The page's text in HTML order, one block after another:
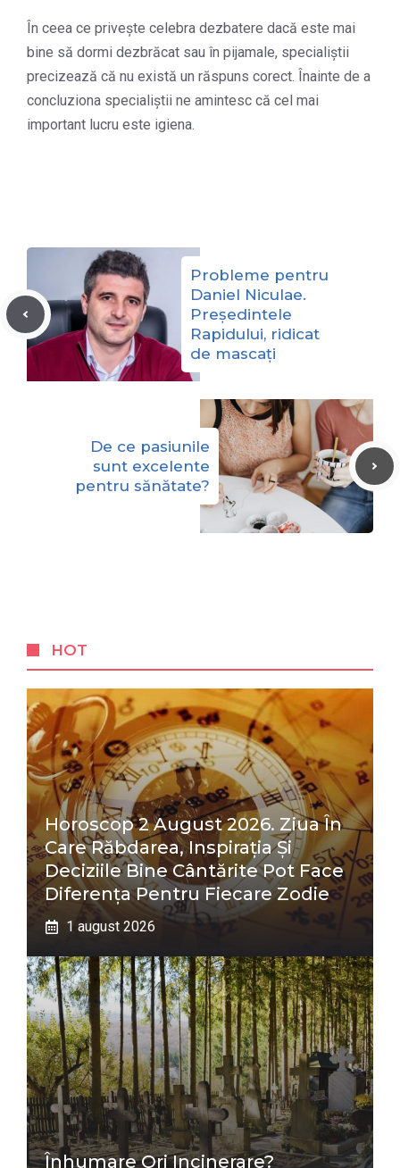
În ceea ce privește celebra dezbatere dacă este mai
bine să dormi dezbrăcat sau în pijamale, specialiștii
precizează că nu există un răspuns corect. Înainte de a
concluziona specialiștii ne amintesc că cel mai
important lucru este igiena.
Probleme pentru
Daniel Niculae.
Președintele
Rapidului, ridicat
de mascați
De ce pasiunile
sunt excelente
pentru sănătate?
HOT
Horoscop 2 August 2026. Ziua În
Care Răbdarea, Inspirația Și
Deciziile Bine Cântărite Pot Face
Diferența Pentru Fiecare Zodie
1 august 2026
Înhumare Ori Incinerare?